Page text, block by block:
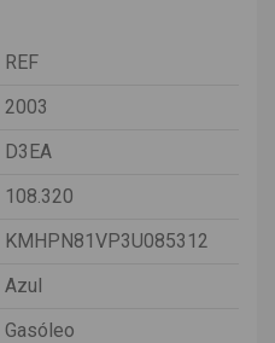
REF
2003
D3EA
108.320
KMHPN81VP3U085312
Azul
Gasóleo